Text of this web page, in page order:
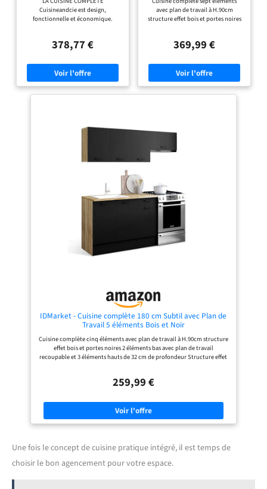
Cuisineandcie est design,
fonctionnelle et économique.
suivantes : Profondeur: 46 cm,
cm. RAPPORT QUALITE PRIX
IMBATTABLE : Nos meubles de
cuisine offrent un espace de
rangement optimal pour tous vos
qualité. FINITIONS ÉLÉGANTES :
élégant. La finition blanche apporte
intérieur, créant une ambiance
épurée et contemporaine.
MATERIAUX SOLIDES ET DURABLES
rangement, est composé de
panneaux de particules (aggloméré)
d'une épaisseur de 16 mm. Idéal
pour des meubles de cuisine
chaque meuble où tout est inclus.
L'installation des meubles est facile
et rapide grâce à notre notice
simple et intuitive.
378,77 €
Noir
avec plan de travail à H.90cm
structure effet bois et portes noires
32 cm de profondeur Structure effet
de 11 cm, cuisine ultra
fonctionnelle Structure des
éléments et façades en PB 15 mm -
Plan de travail de 2.5 cm d'épaisseur
369,99 €
IDMarket - Cuisine complète 180 cm Subtil avec Plan de
Travail 5 éléments Bois et Noir
Cuisine complète cinq éléments avec plan de travail à H.90cm structure
effet bois et portes noires 2 éléments bas avec plan de travail
recoupable et 3 éléments hauts de 32 cm de profondeur Structure effet
travail de 2.5 cm d'épaisseur 2 éléments bas de 48 cm de profondeur + 3
259,99 €
Une fois le concept de cuisine pratique intégré, il est temps de
choisir le bon agencement pour votre espace.